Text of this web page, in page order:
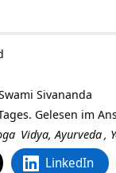
Sivananda
Gelesen im
Vidya,Ayurveda,
LinkedIn